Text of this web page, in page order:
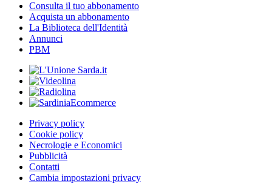
Consulta il tuo abbonamento
Acquista un abbonamento
La Biblioteca dell'Identità
Annunci
PBM
Privacy policy
Cookie policy
Necrologie e Economici
Pubblicità
Contatti
Cambia impostazioni privacy